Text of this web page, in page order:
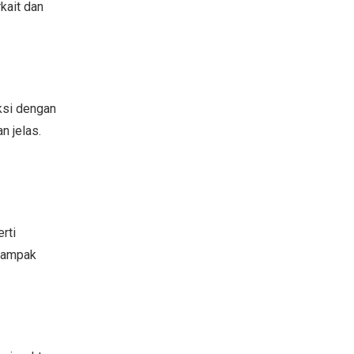
dan
dengan
jelas.